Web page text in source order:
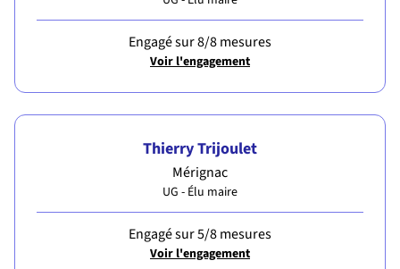
Engagé sur 8/8 mesures
Voir l'engagement
Thierry Trijoulet
Mérignac
UG - Élu maire
Engagé sur 5/8 mesures
Voir l'engagement